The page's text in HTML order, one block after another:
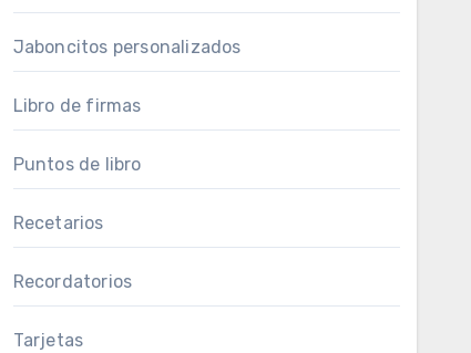
Jaboncitos personalizados
Libro de firmas
Puntos de libro
Recetarios
Recordatorios
Tarjetas